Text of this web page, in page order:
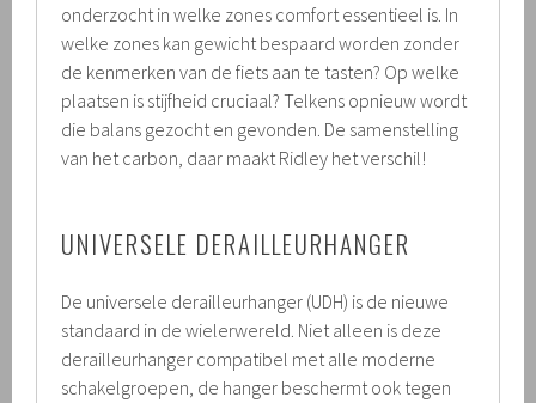
onderzocht in welke zones comfort essentieel is. In
welke zones kan gewicht bespaard worden zonder
de kenmerken van de fiets aan te tasten? Op welke
plaatsen is stijfheid cruciaal? Telkens opnieuw wordt
die balans gezocht en gevonden. De samenstelling
van het carbon, daar maakt Ridley het verschil!
UNIVERSELE DERAILLEURHANGER
De universele derailleurhanger (UDH) is de nieuwe
standaard in de wielerwereld. Niet alleen is deze
derailleurhanger compatibel met alle moderne
schakelgroepen, de hanger beschermt ook tegen